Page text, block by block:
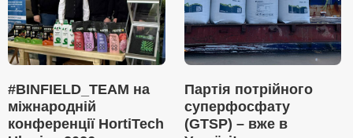
#BINFIELD_TEAM на
міжнародній
конференції HortiTech
Партія потрійного
суперфосфату
(GTSP) – вже в